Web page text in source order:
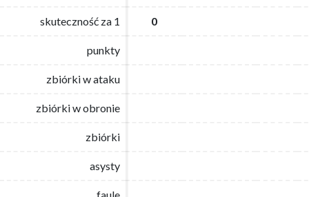
skuteczność za 1 0
punkty
zbiórki w ataku
zbiórki w obronie
zbiórki
asysty
skuteczność za 1 0
punkty
zbiórki w ataku
zbiórki w obronie
zbiórki
asysty